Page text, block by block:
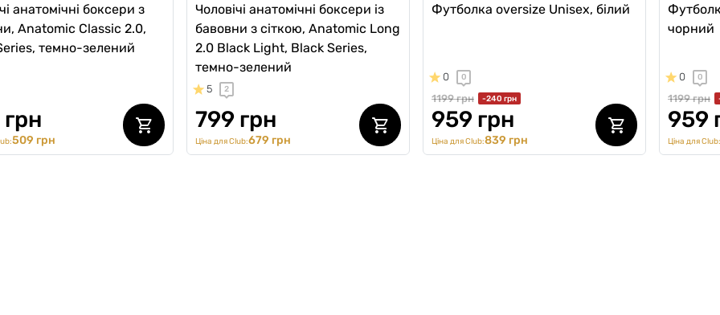
анатомічні боксери з
Anatomic Classic 2.0,
темно-зелений
509 грн
Чоловічі анатомічні боксери із
бавовни з сіткою, Anatomic Long
2.0 Black Light, Black Series,
темно-зелений
5 2
799 грн
Ціна для Club:679 грн
Футболка oversize Unisex, білий
0 0
1199 грн -240 грн
959 грн
Ціна для Club:839 грн
чорний
0 0
1199 грн
959
Ціна для Club: